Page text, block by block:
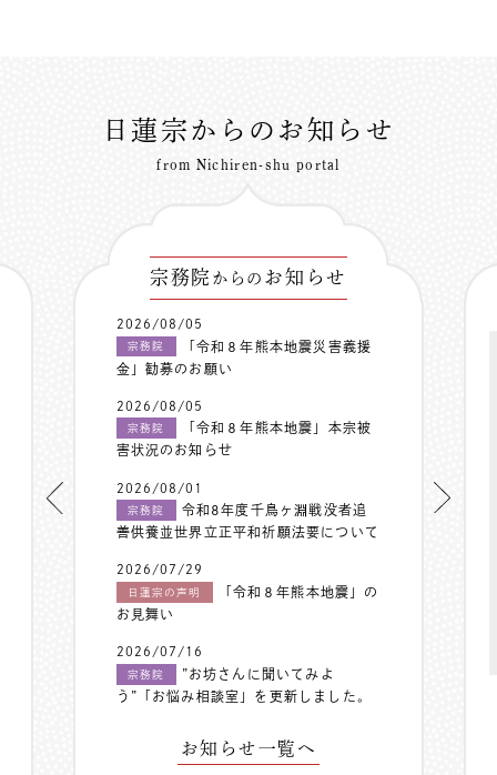
日蓮宗からのお知らせ
from Nichiren-shu portal
宗務院 からの お知らせ
2026/08/05
宗務院
「令和８年熊本地震災害義援
金」勧募のお願い
2026/08/05
宗務院
「令和８年熊本地震」本宗被
害状況のお知らせ
2026/08/01
宗務院
令和8年度千鳥ヶ淵戦没者追
善供養並世界立正平和祈願法要について
2026/07/29
日蓮宗の声明
「令和８年熊本地震」の
お見舞い
2026/07/16
宗務院
”お坊さんに聞いてみよ
う”「お悩み相談室」を更新しました。
お知らせ一覧へ